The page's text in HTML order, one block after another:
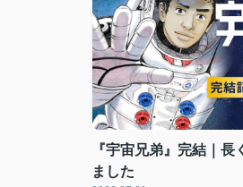
『宇宙兄弟』完結｜
ました